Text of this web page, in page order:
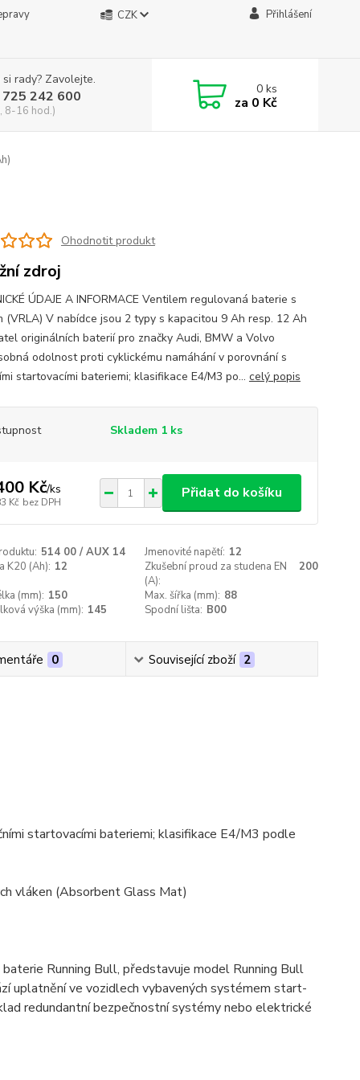
CZK Přihlášení
rady? Zavolejte.
242 600
8-16 hod.)
0ks
za 0 Kč
Ohodnotit produkt
zdroj
ÚDAJE A INFORMACE Ventilem regulovaná baterie s
(VRLA) V nabídce jsou 2 typy s kapacitou 9 Ah resp. 12 Ah
originálních baterií pro značky Audi, BMW a Volvo
odolnost proti cyklickému namáhání v porovnání s
startovacími bateriemi; klasifikace E4/M3 po... celý popis
Skladem 1 ks
Kč/ks
Kč bez DPH
Přidat do košíku
514 00 / AUX 14 Jmenovité napětí: 12
K20 (Ah): 12
Zkušební proud za studena EN
(A):
200
(mm): 150 Max. šířka (mm): 88
výška (mm): 145 Spodní lišta: B00
0 Související zboží 2
startovacími bateriemi; klasifikace E4/M3 podle
vláken (Absorbent Glass Mat)
Running Bull, představuje model Running Bull
uplatnění ve vozidlech vybavených systémem start-
redundantní bezpečnostní systémy nebo elektrické